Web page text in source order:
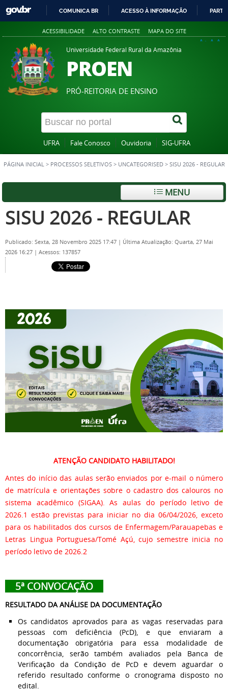
PARA
O
CONTEÚDO
COMUNICA BR ACESSO À INFORMAÇÃO
ACESSIBILIDADE ALTO CONTRASTE MAPA DO SITE
A+ A A-
Universidade Federal Rural da Amazônia
PROEN
PRÓ-REITORIA DE ENSINO
UFRA Fale Conosco Ouvidoria SIG-UFRA
PÁGINA INICIAL > PROCESSOS SELETIVOS > UNCATEGORISED > SISU 2026 - REGULAR
MENU
SISU 2026 - REGULAR
Publicado: Sexta, 28 Novembro 2025 17:47 | Última Atualização: Quarta, 27 Mai
2026 16:27 | Acessos: 137857
ATENÇÃO CANDIDATO HABILITADO!
Antes do início das aulas serão enviados por e-mail o número
de matrícula e orientações sobre o cadastro dos calouros no
sistema acadêmico (SIGAA). As aulas do período letivo de
2026.1 estão previstas para iniciar no dia 06/04/2026, exceto
para os habilitados dos cursos de Enfermagem/Parauapebas e
Letras Lingua Portuguesa/Tomé Açú, cujo semestre inicia no
período letivo de 2026.2
5ª CONVOCAÇÃO
RESULTADO DA ANÁLISE DA DOCUMENTAÇÃO
Os candidatos aprovados para as vagas reservadas para
pessoas com deficiência (PcD), e que enviaram a
documentação obrigatória para essa modalidade de
concorrência, serão também avaliados pela Banca de
Verificação da Condição de PcD e devem aguardar o
referido resultado conforme o cronograma disposto no
edital.